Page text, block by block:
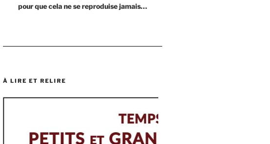
pour que cela ne se reproduise jamais…
À LIRE ET RELIRE